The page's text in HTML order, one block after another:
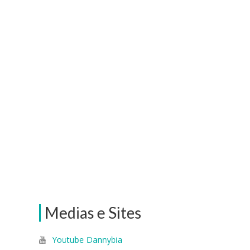
Medias e Sites
Youtube Dannybia